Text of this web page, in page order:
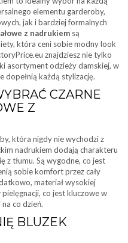
elementu garderoby,
jak i bardziej formalnych
z nadrukiem są
która ceni sobie modny look
znajdziesz nie tylko
asortyment odzieży damskiej, w
każdą stylizację.
CZARNE
Z
która nigdy nie wychodzi z
nadrukiem dodają charakteru
z tłumu. Są wygodne, co jest
sobie komfort przez cały
materiał wysokiej
co jest kluczowe w
co dzień.
BLUZEK